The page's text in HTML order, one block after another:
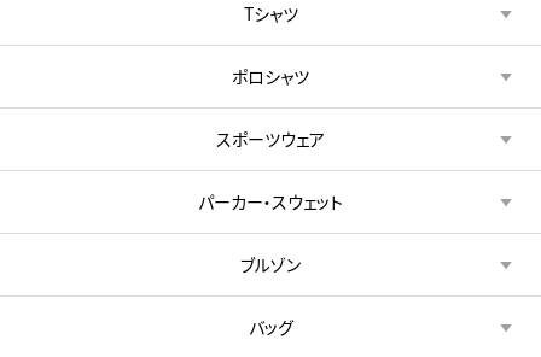
Tシャツ
ポロシャツ
スポーツウェア
パーカー・スウェット
ブルゾン
バッグ